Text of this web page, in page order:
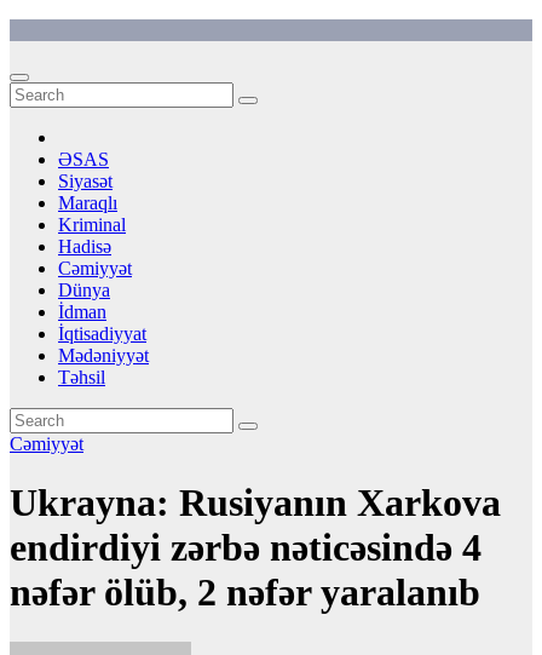
content
ƏSAS
Siyasət
Maraqlı
Kriminal
Hadisə
Cəmiyyət
Dünya
İdman
İqtisadiyyat
Mədəniyyət
Təhsil
Cəmiyyət
Ukrayna: Rusiyanın Xarkova
endirdiyi zərbə nəticəsində 4
nəfər ölüb, 2 nəfər yaralanıb